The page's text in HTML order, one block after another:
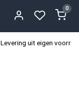
0
Levering uit eigen